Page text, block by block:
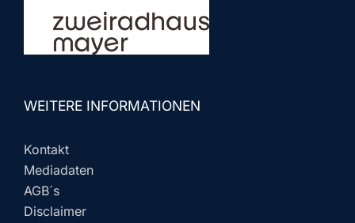
WEITERE INFORMATIONEN
Kontakt
Mediadaten
AGB´s
Disclaimer